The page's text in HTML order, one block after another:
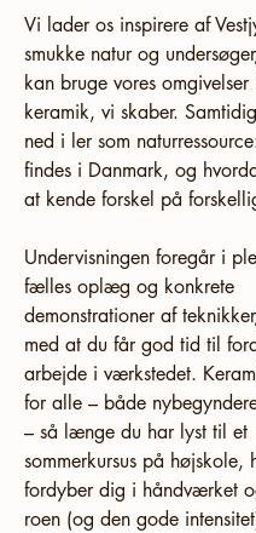
Vi lader os inspirere af
smukke natur og
kan bruge vores
keramik, vi skaber.
ned i ler som
findes i Danmark, og
at kende forskel på
Undervisningen foregår i
fælles oplæg og konkrete
demonstrationer af
med at du får god tid til
arbejde i værkstedet.
for alle – både
– så længe du har lyst til et
sommerkursus på højskole,
fordyber dig i håndværket
roen (og den gode